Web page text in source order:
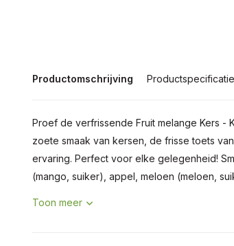
Productomschrijving
Proef de verfrissende Fruit melange Kers -
zoete smaak van kersen, de frisse toets
ervaring. Perfect voor elke gelegenheid!
(mango, suiker), appel, meloen (meloen,
Toon meer